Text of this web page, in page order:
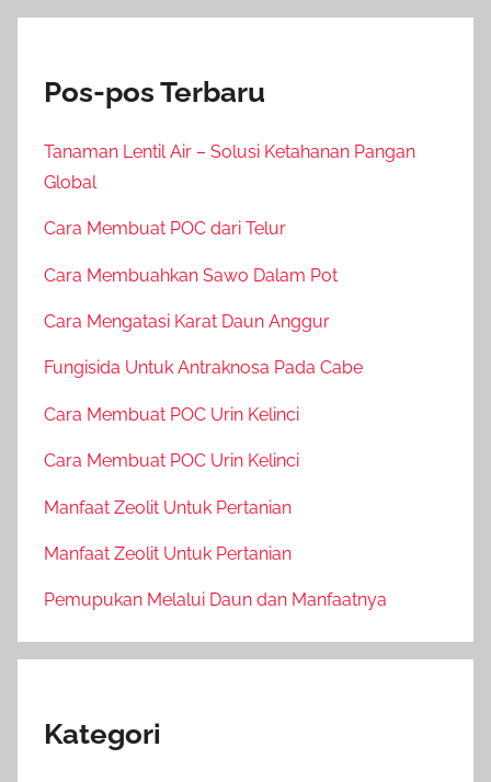
Pos-pos Terbaru
Tanaman Lentil Air – Solusi Ketahanan Pangan
Global
Cara Membuat POC dari Telur
Cara Membuahkan Sawo Dalam Pot
Cara Mengatasi Karat Daun Anggur
Fungisida Untuk Antraknosa Pada Cabe
Cara Membuat POC Urin Kelinci
Cara Membuat POC Urin Kelinci
Manfaat Zeolit Untuk Pertanian
Manfaat Zeolit Untuk Pertanian
Pemupukan Melalui Daun dan Manfaatnya
Kategori